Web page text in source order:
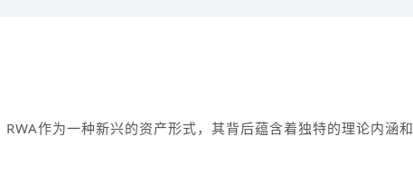
RWA作为一种新兴的资产形式，其背后蕴含着独特的理论内涵和